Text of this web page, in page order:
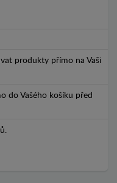
produkty přímo na Vaši
do Vašého košíku před